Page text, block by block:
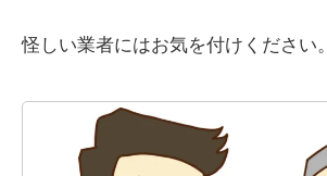
怪しい業者にはお気を付けください。